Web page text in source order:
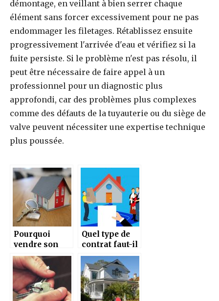
démontage, en veillant à bien serrer chaque
élément sans forcer excessivement pour ne pas
endommager les filetages. Rétablissez ensuite
progressivement l'arrivée d'eau et vérifiez si la
fuite persiste. Si le problème n'est pas résolu, il
peut être nécessaire de faire appel à un
professionnel pour un diagnostic plus
approfondi, car des problèmes plus complexes
comme des défauts de la tuyauterie ou du siège de
valve peuvent nécessiter une expertise technique
plus poussée.
Pourquoi
vendre son
bien
immobilier de
particulier à
particulier,
sans agence ?
Quel type de
contrat faut-il
signer lors de
l’acquisition
d’un bien
immobilier?